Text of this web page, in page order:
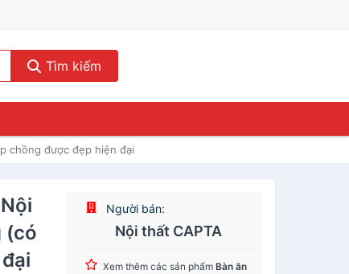
Tìm kiếm
chồng được đẹp hiện đại
(có
Người bán:
Nội thất CAPTA
Xem thêm các sản phẩmBàn ăn